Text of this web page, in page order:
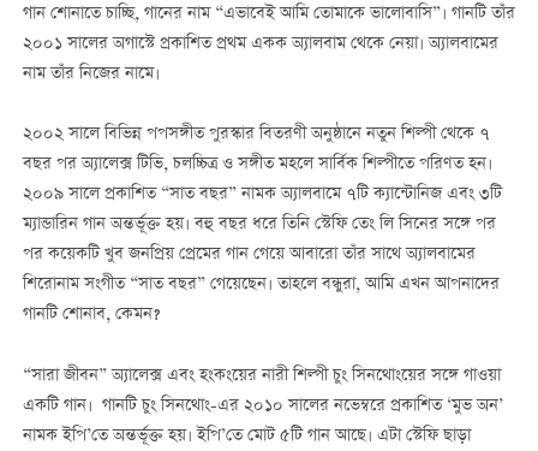
গান শোনাতে চাচ্ছি, গানের নাম “এভাবেই আমি তোমাকে ভালোবাসি”। গানটি তাঁর
২০০১ সালের অগাস্টে প্রকাশিত প্রথম একক অ্যালবাম থেকে নেয়া। অ্যালবামের
নাম তাঁর নিজের নামে।
২০০২ সালে বিভিন্ন পপসঙ্গীত পুরস্কার বিতরণী অনুষ্ঠানে নতুন শিল্পী থেকে ৭
বছর পর অ্যালেক্স টিভি, চলচ্চিত্র ও সঙ্গীত মহলে সার্বিক শিল্পীতে পরিণত হন।
২০০৯ সালে প্রকাশিত “সাত বছর” নামক অ্যালবামে ৭টি ক্যান্টোনিজ এবং ৩টি
ম্যান্ডারিন গান অন্তর্ভূক্ত হয়। বহু বছর ধরে তিনি স্টেফি তেং লি সিনের সঙ্গে পর
পর কয়েকটি খুব জনপ্রিয় প্রেমের গান গেয়ে আবারো তাঁর সাথে অ্যালবামের
শিরোনাম সংগীত “সাত বছর” গেয়েছেন। তাহলে বন্ধুরা, আমি এখন আপনাদের
গানটি শোনাব, কেমন?
“সারা জীবন” অ্যালেক্স এবং হংকংয়ের নারী শিল্পী চুং সিনথোংয়ের সঙ্গে গাওয়া
একটি গান। গানটি চুং সিনথোং-এর ২০১০ সালের নভেম্বরে প্রকাশিত ‘মুভ অন’
নামক ইপি’তে অন্তর্ভূক্ত হয়। ইপি’তে মোট ৫টি গান আছে। এটা স্টেফি ছাড়া